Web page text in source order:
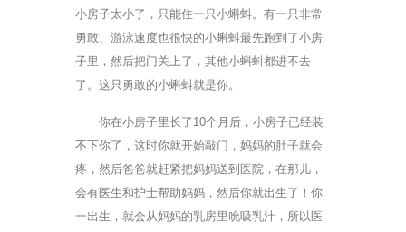
小房子太小了，只能住一只小蝌蚪。有一只非常
勇敢、游泳速度也很快的小蝌蚪最先跑到了小房
子里，然后把门关上了，其他小蝌蚪都进不去
了。这只勇敢的小蝌蚪就是你。
你在小房子里长了10个月后，小房子已经装
不下你了，这时你就开始敲门，妈妈的肚子就会
疼，然后爸爸就赶紧把妈妈送到医院，在那儿，
会有医生和护士帮助妈妈，然后你就出生了！你
一出生，就会从妈妈的乳房里吮吸乳汁，所以医